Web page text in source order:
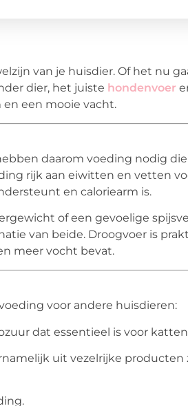
van je huisdier. Of het nu
dier, het juiste hondenvoer
een mooie vacht.
daarom voeding nodig
rijk aan eiwitten en vetten
en caloriearm is.
of een gevoelige
van beide. Droogvoer is
meer vocht bevat.
voor andere huisdieren:
dat essentieel is voor
uit vezelrijke producten